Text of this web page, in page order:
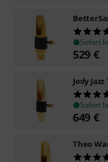
Sofort
529 €
Jody Jazz
Sofort
649 €
Theo